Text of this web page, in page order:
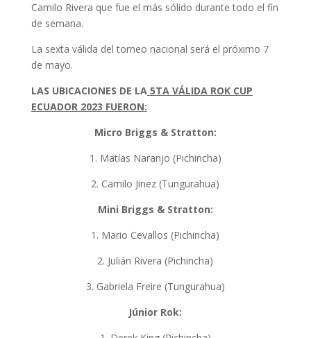
Camilo Rivera que fue el más sólido durante todo el fin
de semana.
La sexta válida del torneo nacional será el próximo 7
de mayo.
LAS UBICACIONES DE LA5TA VÁLIDA ROK CUP
ECUADOR 2023 FUERON:
Micro Briggs & Stratton:
1. Matías Naranjo (Pichincha)
2. Camilo Jinez (Tungurahua)
Mini Briggs & Stratton:
1. Mario Cevallos (Pichincha)
2. Julián Rivera (Pichincha)
3. Gabriela Freire (Tungurahua)
Júnior Rok: